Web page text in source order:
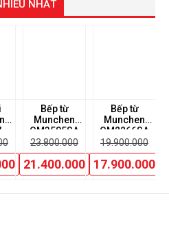
cảm ơn chị đã tin dùng ạ
sử dụng, tôi rất hài lòng!
NHẤT
Bếp từ
Munchen
GM3585SA
23.800.000
21.400.000
Bếp từ
Munchen
GM2266SA
19.900.000
17.900.000